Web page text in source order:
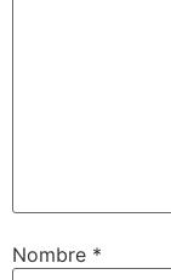
Nombre *